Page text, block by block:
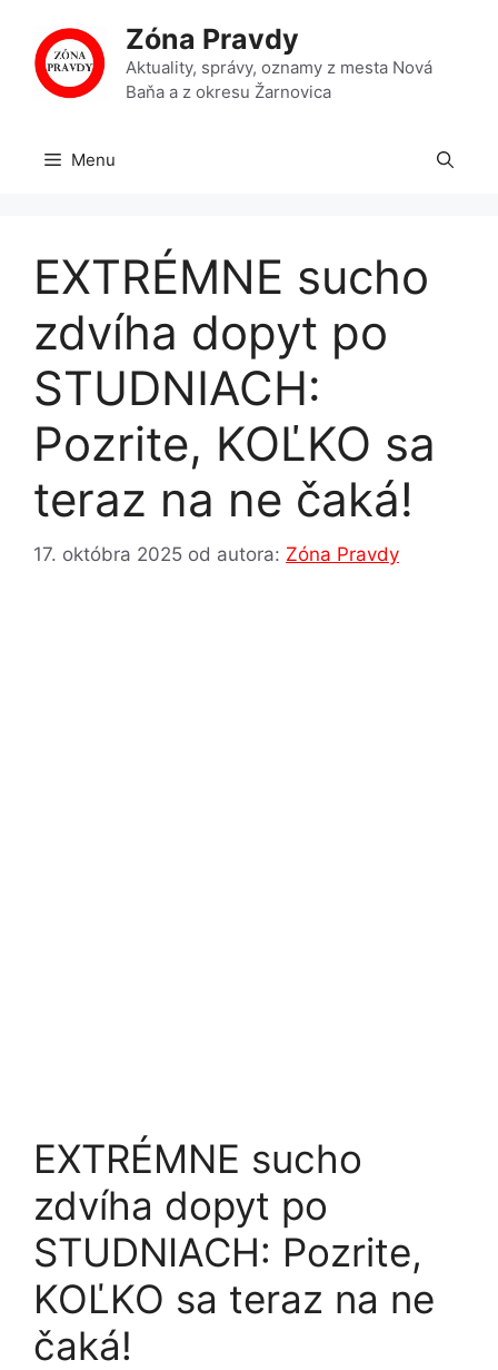
obsah
Zóna Pravdy
Aktuality, správy, oznamy z mesta Nová
Baňa a z okresu Žarnovica
Menu
EXTRÉMNE sucho
zdvíha dopyt po
STUDNIACH:
Pozrite, KOĽKO sa
teraz na ne čaká!
17. októbra 2025 od autora: Zóna Pravdy
EXTRÉMNE sucho
zdvíha dopyt po
STUDNIACH: Pozrite,
KOĽKO sa teraz na ne
čaká!